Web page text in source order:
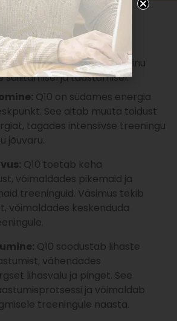
aktiivne
elustiil nõuab kehalt palju
vastupidavust ja kiiret
astubki Q10 välja, olles Sinu
säilitamisel ja taastamisel.
Q10 on südames energia
See aitab muuta toidust
tagades intensiivse treeningu
jõuvaru.
Q10 toetab keha
võimaldades pikemaid ja
treeninguid. Väsimus tekib
võimaldades keskenduda
Q10 soodustab lihaste
vähendades
lihasvalu ja pinget. See
ja võimaldab
treeningule naasta.